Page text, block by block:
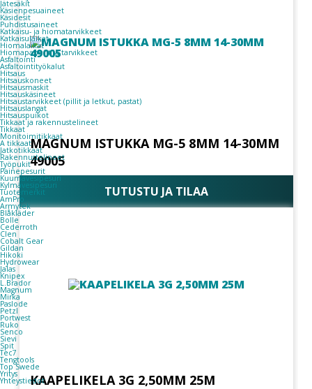
Jätesäkit
Käsienpesuaineet
Käsidesit
Puhdistusaineet
Katkaisu- ja hiomatarvikkeet
Katkaisulaikat
Hiomalaikat
Hiomapaperit ja tarvikkeet
Asfaltointi
Asfaltointityökalut
Hitsaus
Hitsauskoneet
Hitsausmaskit
Hitsauskäsineet
Hitsaustarvikkeet (pillit ja letkut, pastat)
Hitsauslangat
Hitsauspuikot
Tikkaat ja rakennustelineet
Tikkaat
Monitoimitikkaat
A tikkaat
Jatkotikkaat
Rakennustelineet
Työpukit
Painepesurit
Kuumavesipesuri
Kylmävesipesuri
Tuotemerkit
AmPro
Armytek
Blåkläder
Bolle
Cederroth
Clen
Cobalt Gear
Gildan
Hikoki
Hydrowear
Jalas
Knipex
L.Brador
Magnum
Mirka
Paslode
Petzl
Portwest
Ruko
Senco
Sievi
Spit
Tec7
Tengtools
Top Swede
Yritys
Yhteystiedot
MAGNUM ISTUKKA MG-5 8MM 14-30MM
49005
TUTUSTU JA TILAA
KAAPELIKELA 3G 2,50MM 25M